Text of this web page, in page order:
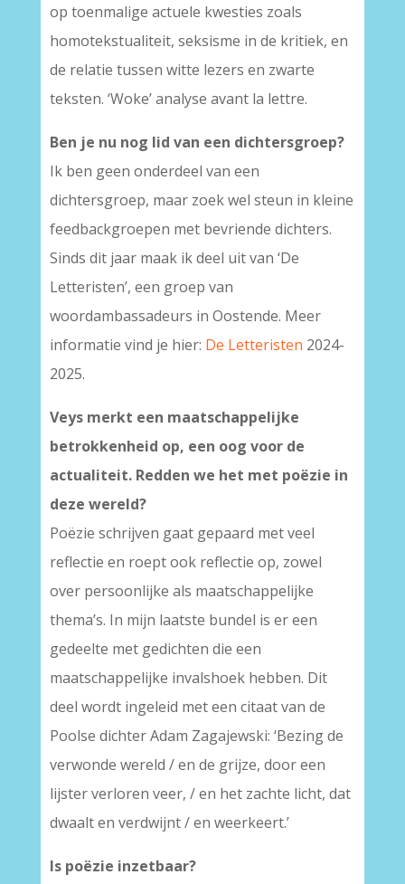
op toenmalige actuele kwesties zoals
homotekstualiteit, seksisme in de kritiek, en
de relatie tussen witte lezers en zwarte
teksten. ‘Woke’ analyse avant la lettre.
Ben je nu nog lid van een dichtersgroep?
Ik ben geen onderdeel van een
dichtersgroep, maar zoek wel steun in kleine
feedbackgroepen met bevriende dichters.
Sinds dit jaar maak ik deel uit van ‘De
Letteristen’, een groep van
woordambassadeurs in Oostende. Meer
informatie vind je hier: De Letteristen 2024-
2025.
Veys merkt een maatschappelijke
betrokkenheid op, een oog voor de
actualiteit. Redden we het met poëzie in
deze wereld?
Poëzie schrijven gaat gepaard met veel
reflectie en roept ook reflectie op, zowel
over persoonlijke als maatschappelijke
thema’s. In mijn laatste bundel is er een
gedeelte met gedichten die een
maatschappelijke invalshoek hebben. Dit
deel wordt ingeleid met een citaat van de
Poolse dichter Adam Zagajewski: ‘Bezing de
verwonde wereld / en de grijze, door een
lijster verloren veer, / en het zachte licht, dat
dwaalt en verdwijnt / en weerkeert.’
Is poëzie inzetbaar?